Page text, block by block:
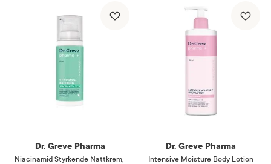
Dr. Greve Pharma
Niacinamid Styrkende Nattkrem,
Dr. Greve Pharma
Intensive Moisture Body Lotion